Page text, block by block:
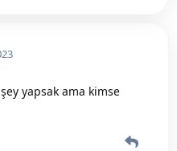
yapsak ama kimse